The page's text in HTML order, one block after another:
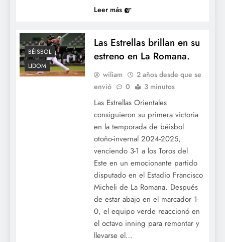
Leer más
BÉISBOL
LIDOM
Las Estrellas brillan en su
estreno en La Romana.
wiliam
2 años desde que se
envió
0 3 minutos
Las Estrellas Orientales
consiguieron su primera victoria
en la temporada de béisbol
otoño-invernal 2024-2025,
venciendo 3-1 a los Toros del
Este en un emocionante partido
disputado en el Estadio Francisco
Micheli de La Romana. Después
de estar abajo en el marcador 1-
0, el equipo verde reaccionó en
el octavo inning para remontar y
llevarse el…